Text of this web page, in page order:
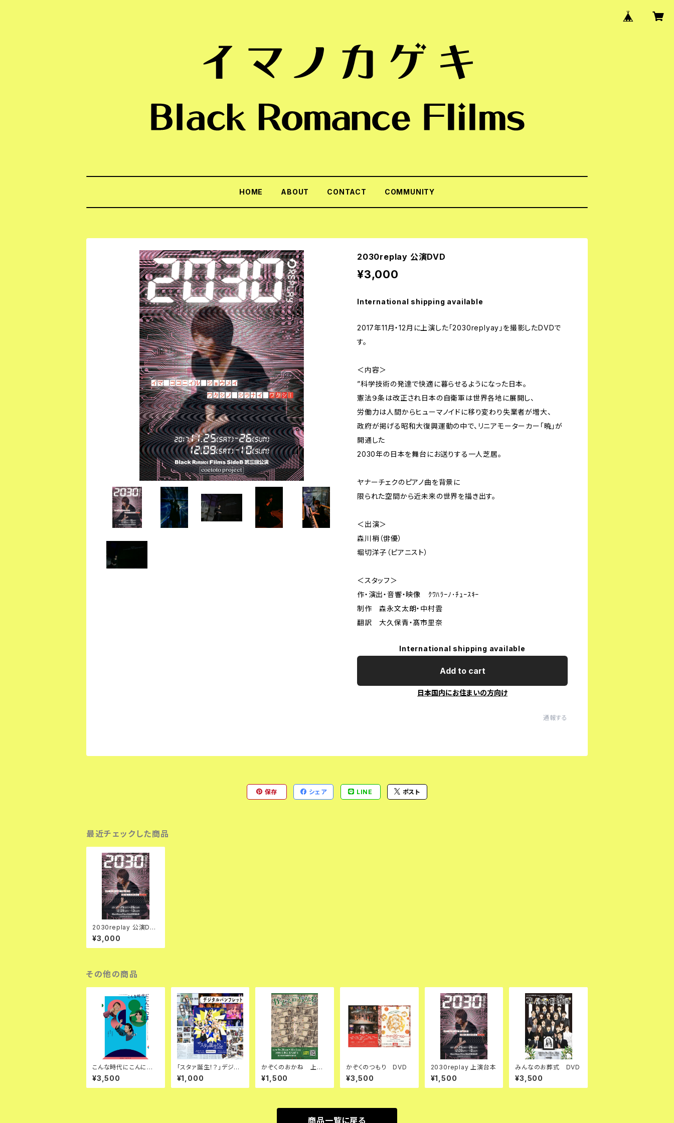
HOME ABOUT CONTACT COMMUNITY
2030replay 公演DVD
¥3,000
International shipping available
2017年11月・12月に上演した「2030replyay」を撮影したDVDで
す。
＜内容＞
”科学技術の発達で快適に暮らせるようになった日本。
憲法９条は改正され日本の自衛軍は世界各地に展開し、
労働力は人間からヒューマノイドに移り変わり失業者が増大、
政府が掲げる昭和大復興運動の中で、リニアモーターカー「暁」が
開通した
2030年の日本を舞台にお送りする一人芝居。
ヤナーチェクのピアノ曲を背景に
限られた空間から近未来の世界を描き出す。
＜出演＞
森川梢（俳優）
堀切洋子（ピアニスト）
＜スタッフ＞
作・演出・音響・映像 ｸﾜﾊﾗｰﾉ･ﾁｭｰｽｷｰ
制作 森永文太朗・中村雲
翻訳 大久保青・髙市里奈
International shipping available
Add to cart
日本国内にお住まいの方向け
通報する
保存 シェア LINE ポスト
最近チェックした商品
2030replay 公演DV
D
¥3,000
その他の商品
こんな時代にこんにち
は Blu-ray
¥3,500
「スタァ誕生！？」デジタ
ルパンフレット（PDF版）
¥1,000
かぞくのおかね 上演
台本
¥1,500
かぞくのつもり DVD
¥3,500
2030replay 上演台本
¥1,500
みんなのお葬式 DVD
¥3,500
商品一覧に戻る